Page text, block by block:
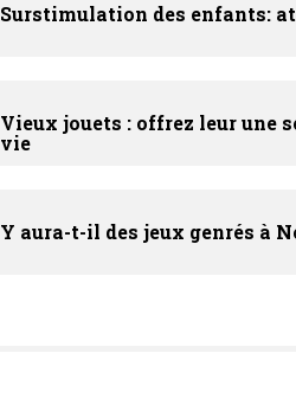
Surstimulation des enfants:
Vieux jouets : offrez leur une
vie
Y aura-t-il des jeux genrés à